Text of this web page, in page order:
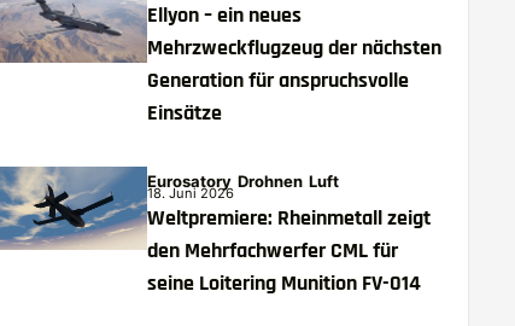
Ellyon – ein neues
Mehrzweckflugzeug der nächsten
Generation für anspruchsvolle
Einsätze
Eurosatory Drohnen Luft
18. Juni 2026
Weltpremiere: Rheinmetall zeigt
den Mehrfachwerfer CML für
seine Loitering Munition FV-014